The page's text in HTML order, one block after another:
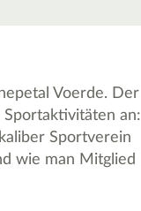
Voerde. Der
an:
Sportverein
wie man Mitglied